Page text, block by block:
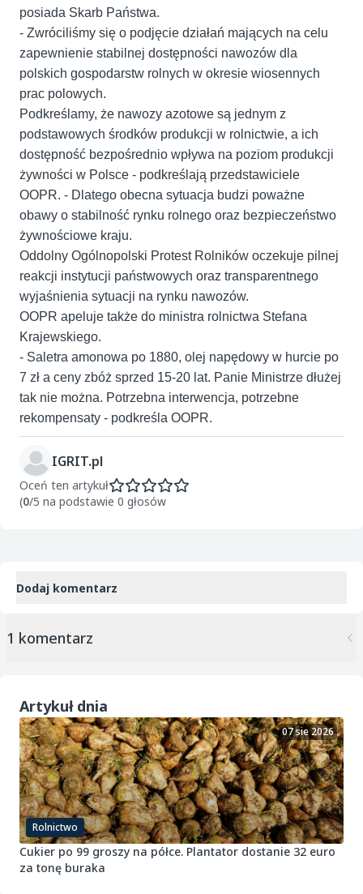
posiada Skarb Państwa.
- Zwróciliśmy się o podjęcie działań mających na celu
zapewnienie stabilnej dostępności nawozów dla
polskich gospodarstw rolnych w okresie wiosennych
prac polowych.
Podkreślamy, że nawozy azotowe są jednym z
podstawowych środków produkcji w rolnictwie, a ich
dostępność bezpośrednio wpływa na poziom produkcji
żywności w Polsce - podkreślają przedstawiciele
OOPR. - Dlatego obecna sytuacja budzi poważne
obawy o stabilność rynku rolnego oraz bezpieczeństwo
żywnościowe kraju.
Oddolny Ogólnopolski Protest Rolników oczekuje pilnej
reakcji instytucji państwowych oraz transparentnego
wyjaśnienia sytuacji na rynku nawozów.
OOPR apeluje także do ministra rolnictwa Stefana
Krajewskiego.
- Saletra amonowa po 1880, olej napędowy w hurcie po
7 zł a ceny zbóż sprzed 15-20 lat. Panie Ministrze dłużej
tak nie można. Potrzebna interwencja, potrzebne
rekompensaty - podkreśla OOPR.
IGRIT.pl
Oceń ten artykuł
(0/5 na podstawie 0 głosów
Dodaj komentarz
1 komentarz
Artykuł dnia
Rolnictwo
07 sie 2026
Cukier po 99 groszy na półce. Plantator dostanie 32 euro
za tonę buraka